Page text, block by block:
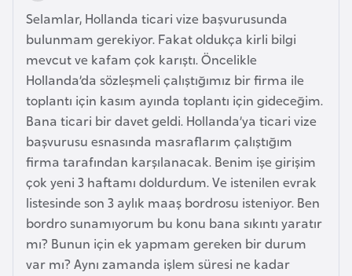
Selamlar, Hollanda ticari vize başvurusunda
bulunmam gerekiyor. Fakat oldukça kirli bilgi
mevcut ve kafam çok karıştı. Öncelikle
Hollanda’da sözleşmeli çalıştığımız bir firma ile
toplantı için kasım ayında toplantı için gideceğim.
Bana ticari bir davet geldi. Hollanda’ya ticari vize
başvurusu esnasında masraflarım çalıştığım
firma tarafından karşılanacak. Benim işe girişim
çok yeni 3 haftamı doldurdum. Ve istenilen evrak
listesinde son 3 aylık maaş bordrosu isteniyor. Ben
bordro sunamıyorum bu konu bana sıkıntı yaratır
mı? Bunun için ek yapmam gereken bir durum
var mı? Aynı zamanda işlem süresi ne kadar
E
r
e
n
i
s
t
n
E
s